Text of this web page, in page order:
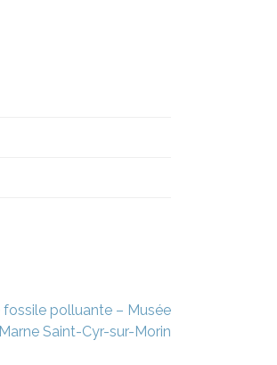
fossile polluante – Musée
Saint-Cyr-sur-Morin